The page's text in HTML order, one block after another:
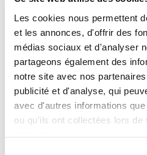
Les cookies nous permettent
et les annonces, d'offrir des
médias sociaux et d'analyser
partageons également des
notre site avec nos
publicité et d'analyse, qui
avec d'autres informations
ou qu'ils ont collectées lors de
valable pour une personne et est
durée de vie de notre siteau
format PDF)
- La consultation hors
uniquement avecle lecteur du
CNPP Éditions et à télécharger
ouvrages numériques achetés